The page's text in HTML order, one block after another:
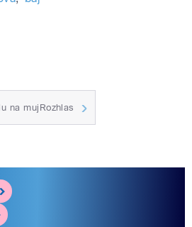
na mujRozhlas